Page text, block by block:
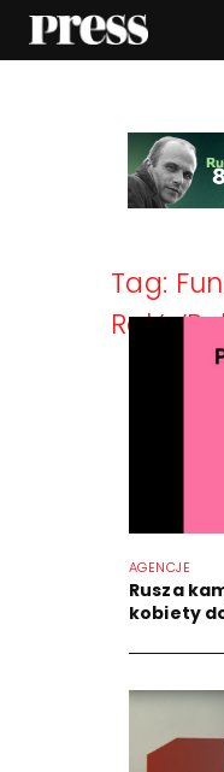
Tag:
AGENCJE
Rusza
kobiety